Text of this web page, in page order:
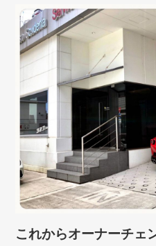
これからオーナーチェ